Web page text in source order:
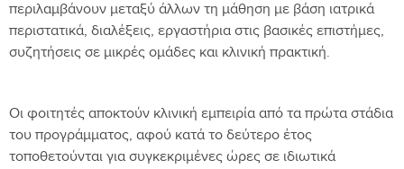
περιλαμβάνουν μεταξύ άλλων τη μάθηση με βάση ιατρικά
περιστατικά, διαλέξεις, εργαστήρια στις βασικές επιστήμες,
συζητήσεις σε μικρές ομάδες και κλινική πρακτική.
Οι φοιτητές αποκτούν κλινική εμπειρία από τα πρώτα στάδια
του προγράμματος, αφού κατά το δεύτερο έτος
τοποθετούνται για συγκεκριμένες ώρες σε ιδιωτικά